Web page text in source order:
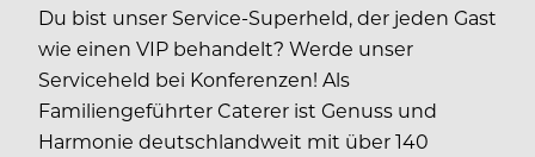
Du bist unser Service-Superheld, der jeden Gast
wie einen VIP behandelt? Werde unser
Serviceheld bei Konferenzen! Als
Familiengeführter Caterer ist Genuss und
Harmonie deutschlandweit mit über 140